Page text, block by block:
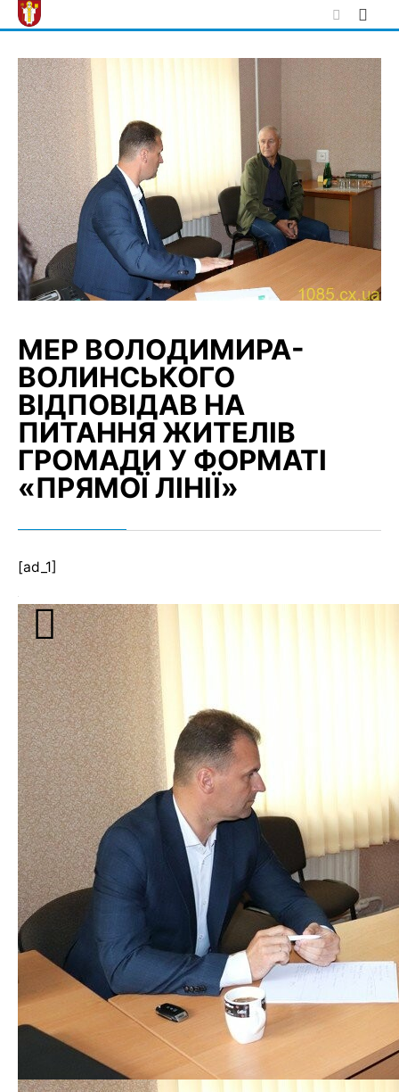
Skip
to
МЕР ВОЛОДИМИРА-
ВОЛИНСЬКОГО
ВІДПОВІДАВ НА
ПИТАННЯ ЖИТЕЛІВ
ГРОМАДИ У ФОРМАТІ
«ПРЯМОЇ ЛІНІЇ»
[ad_1]
2 вересня міський голова Ігор Пальонка на
запрошення газети «Слово правди» узяв участь у
«прямій лінії», що відбувалася у редакції. Протягом
години очільник громади відповідав на питання, які
читачі надсилали в електронному варіанті або ж
задавали у телефонному режимі.
Про це повідомляють на веб-сайті Володимир-
Волинської міськради.
За час, доки тривала «пряма лінія», надійшло
близько півтора десятка питань, звернень та
пропозицій від жителів міста. Звертались щодо
асфальтування доріжок, ремонту вулиці
Річинського, підсипання дороги на вулиці І. Богуна,
висловлювали також зауваження, що надто довго
ремонтують доріжки на вулиці Луцькій від переїзду